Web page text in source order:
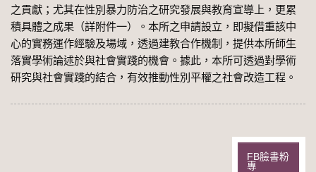
之貢獻；尤其在性別暴力防治之研究發展與教育宣導上，更累
積具體之成果（詳附件一）。本所之申請設立，即擬借重該中
心的實務運作經驗及場域，透過建教合作機制，提供本所師生
落實學術論述於與社會實踐的機會。據此，本所可透過對學術
研究與社會實踐的結合，有效推動性別平權之社會改造工程。
FB臉書粉
專